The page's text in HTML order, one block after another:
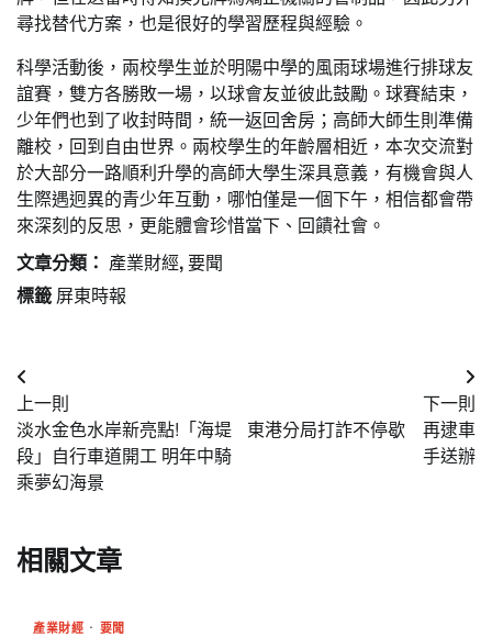
尋找替代方案，也是很好的學習歷程與經驗。
科學活動後，兩校學生並於明陽中學的風雨球場進行排球友
誼賽，雙方各勝敗一場，以球會友並彼此鼓勵。球賽結束，
少年們也到了收封時間，統一返回舍房；高師大師生則準備
離校，回到自由世界。兩校學生的年齡層相近，本次交流對
於大部分一路順利升學的高師大學生深具意義，有機會與人
生際遇迥異的青少年互動，哪怕僅是一個下午，相信都會帶
來深刻的反思，更能體會珍惜當下、回饋社會。
文章分類： 產業財經,要聞
標籤 屏東時報
文
章
導
覽
上一則
淡水金色水岸新亮點!「海堤
段」自行車道開工 明年中騎
乘夢幻海景
下一則
東港分局打詐不停歇 再逮車
手送辦
相關文章
產業財經 要聞